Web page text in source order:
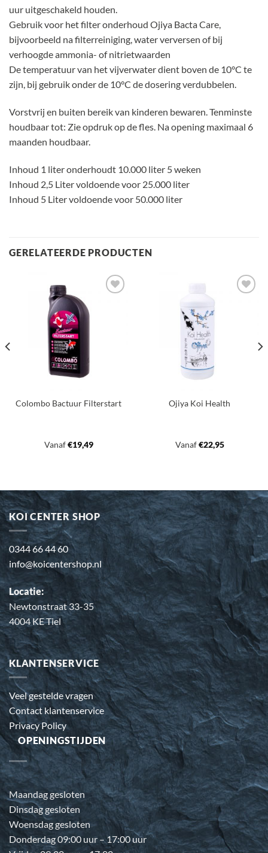
uur uitgeschakeld houden.
Gebruik voor het filter onderhoud Ojiya Bacta Care,
bijvoorbeeld na filterreiniging, water verversen of bij
verhoogde ammonia- of nitrietwaarden
De temperatuur van het vijverwater dient boven de 10°C te
zijn, bij gebruik onder de 10°C de dosering verdubbelen.
Vorstvrij en buiten bereik van kinderen bewaren. Tenminste
houdbaar tot: Zie opdruk op de fles. Na opening maximaal 6
maanden houdbaar.
Inhoud 1 liter onderhoudt 10.000 liter 5 weken
Inhoud 2,5 Liter voldoende voor 25.000 liter
Inhoud 5 Liter voldoende voor 50.000 liter
GERELATEERDE PRODUCTEN
Colombo Bactuur Filterstart
Vanaf€19,49
Ojiya Koi Health
Vanaf€22,95
KOI CENTER SHOP
0344 66 44 60
info@koicentershop.nl
Locatie:
Newtonstraat 33-35
4004 KE Tiel
KLANTENSERVICE
Veel gestelde vragen
Contact klantenservice
Privacy Policy
OPENINGSTIJDEN
Maandag gesloten
Dinsdag gesloten
Woensdag gesloten
Donderdag 09:00 uur – 17:00 uur